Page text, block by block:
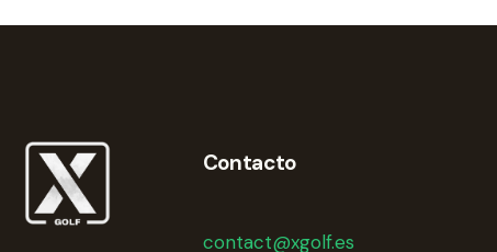
Contacto
contact@xgolf.es